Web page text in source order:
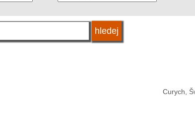
Curych,